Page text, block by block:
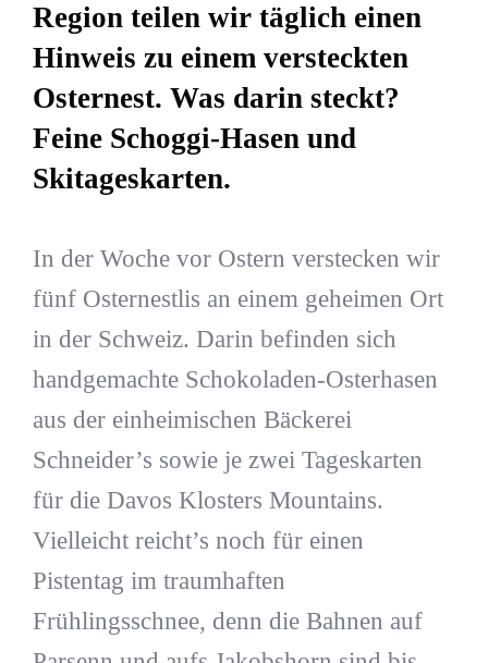
Region teilen wir täglich einen
Hinweis zu einem versteckten
Osternest. Was darin steckt?
Feine Schoggi-Hasen und
Skitageskarten.
In der Woche vor Ostern verstecken wir
fünf Osternestlis an einem geheimen Ort
in der Schweiz. Darin befinden sich
handgemachte Schokoladen-Osterhasen
aus der einheimischen Bäckerei
Schneider’s sowie je zwei Tageskarten
für die Davos Klosters Mountains.
Vielleicht reicht’s noch für einen
Pistentag im traumhaften
Frühlingsschnee, denn die Bahnen auf